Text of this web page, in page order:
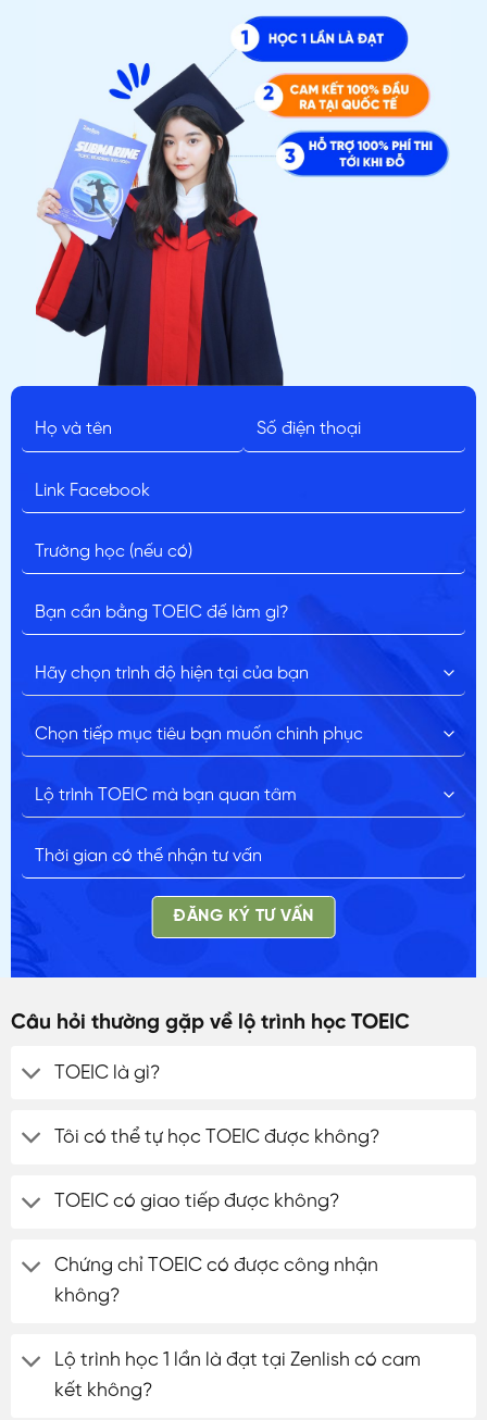
ĐĂNG KÝ TƯ VẤN
Câu hỏi thường gặp về lộ trình học TOEIC
TOEIC là gì?
Tôi có thể tự học TOEIC được không?
TOEIC có giao tiếp được không?
Chứng chỉ TOEIC có được công nhận
không?
Lộ trình học 1 lần là đạt tại Zenlish có cam
kết không?